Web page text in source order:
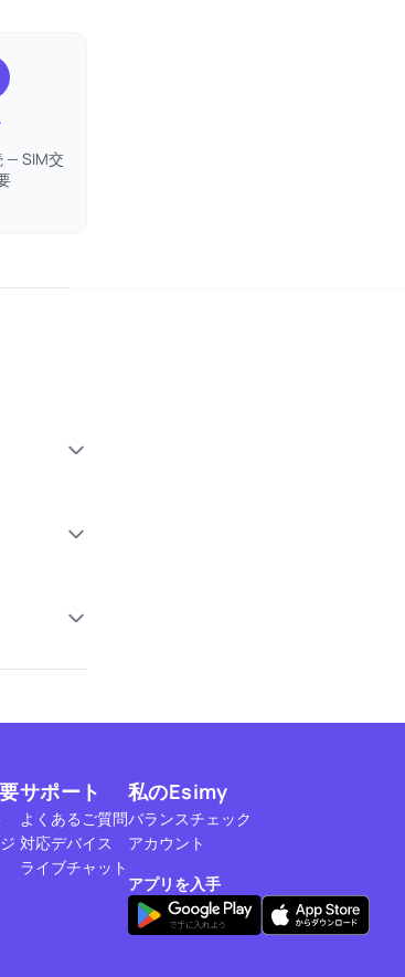
— SIM交
サポート
よくあるご質問
対応デバイス
ライブチャット
私のEsimy
バランスチェック
アカウント
アプリを入手